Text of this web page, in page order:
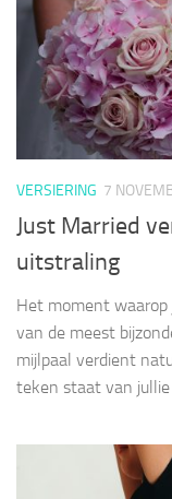
VERSIERING 7
Just Married
uitstraling
Het moment waarop
van de meest
mijlpaal verdient
teken staat van jullie